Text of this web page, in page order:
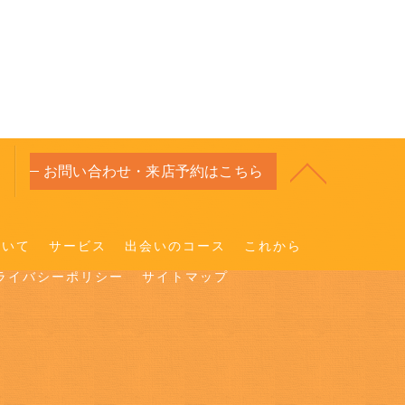
お問い合わせ・来店予約はこちら
て サービス 出会いのコース これから
イバシーポリシー サイトマップ